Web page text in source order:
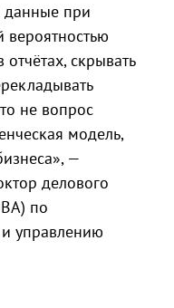
данные при
вероятностью
скрывать
не вопрос
модель,
—
делового
по
управлению